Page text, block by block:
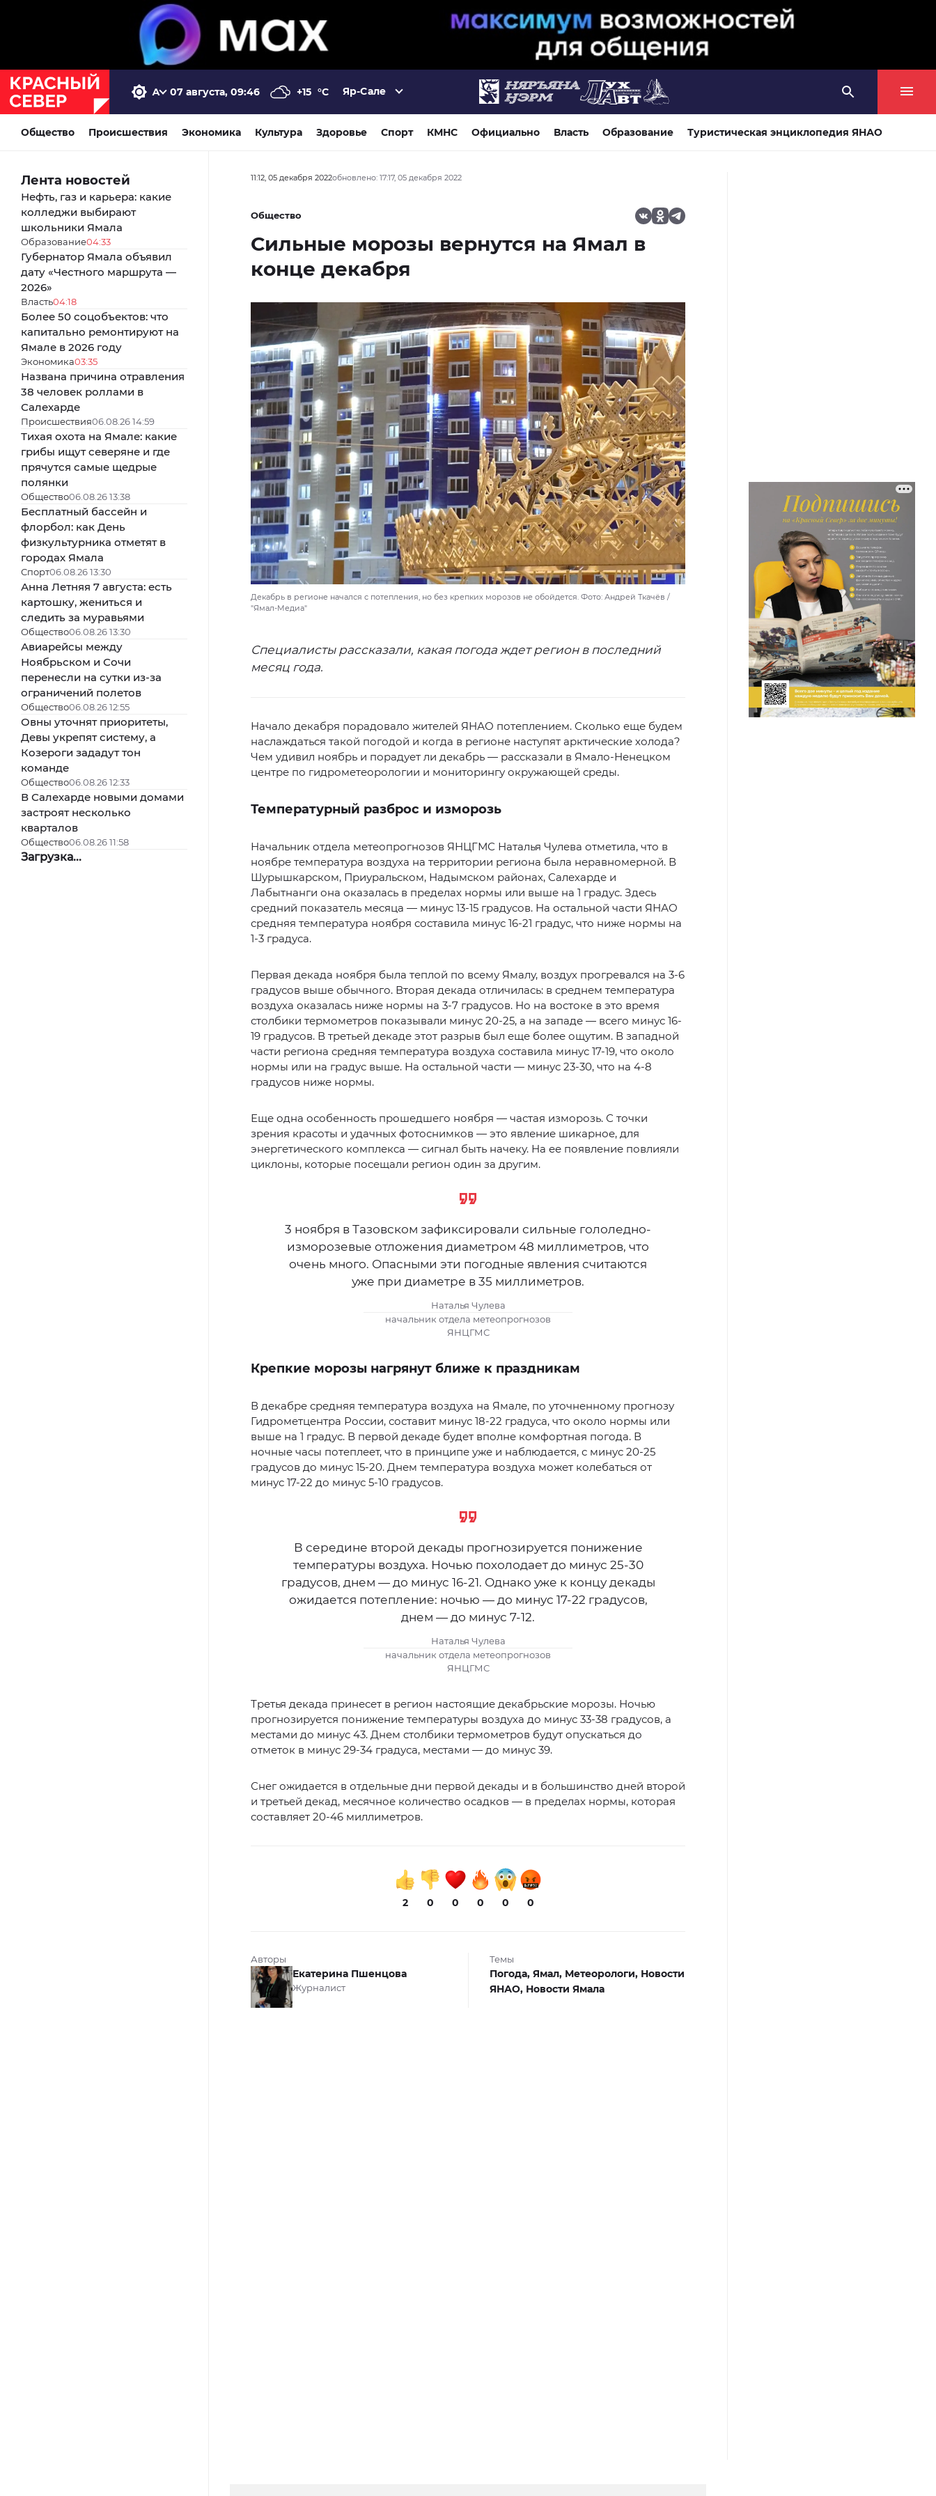
07 августа, 09:46 +15 °C Яр-Сале
Общество Происшествия Экономика Культура Здоровье Спорт КМНС Официально Власть Образование Туристическая энциклопедия ЯНАО
Лента новостей
Нефть, газ и карьера: какие
колледжи выбирают
школьники Ямала
Образование04:33
Губернатор Ямала объявил
дату «Честного маршрута —
2026»
Власть04:18
Более 50 соцобъектов: что
капитально ремонтируют на
Ямале в 2026 году
Экономика03:35
Названа причина отравления
38 человек роллами в
Салехарде
Происшествия06.08.26 14:59
Тихая охота на Ямале: какие
грибы ищут северяне и где
прячутся самые щедрые
полянки
Общество06.08.26 13:38
Бесплатный бассейн и
флорбол: как День
физкультурника отметят в
городах Ямала
Спорт06.08.26 13:30
Анна Летняя 7 августа: есть
картошку, жениться и
следить за муравьями
Общество06.08.26 13:30
Авиарейсы между
Ноябрьском и Сочи
перенесли на сутки из-за
ограничений полетов
Общество06.08.26 12:55
Овны уточнят приоритеты,
Девы укрепят систему, а
Козероги зададут тон
команде
Общество06.08.26 12:33
В Салехарде новыми домами
застроят несколько
кварталов
Общество06.08.26 11:58
Загрузка...
11:12, 05 декабря 2022обновлено: 17:17, 05 декабря 2022
Общество
Сильные морозы вернутся на Ямал в
конце декабря
Декабрь в регионе начался с потепления, но без крепких морозов не обойдется. Фото: Андрей Ткачёв /
"Ямал-Медиа"
Специалисты рассказали, какая погода ждет регион в последний
месяц года.
Начало декабря порадовало жителей ЯНАО потеплением. Сколько еще будем
наслаждаться такой погодой и когда в регионе наступят арктические холода?
Чем удивил ноябрь и порадует ли декабрь — рассказали в Ямало-Ненецком
центре по гидрометеорологии и мониторингу окружающей среды.
Температурный разброс и изморозь
Начальник отдела метеопрогнозов ЯНЦГМС Наталья Чулева отметила, что в
ноябре температура воздуха на территории региона была неравномерной. В
Шурышкарском, Приуральском, Надымском районах, Салехарде и
Лабытнанги она оказалась в пределах нормы или выше на 1 градус. Здесь
средний показатель месяца — минус 13-15 градусов. На остальной части ЯНАО
средняя температура ноября составила минус 16-21 градус, что ниже нормы на
1-3 градуса.
Первая декада ноября была теплой по всему Ямалу, воздух прогревался на 3-6
градусов выше обычного. Вторая декада отличилась: в среднем температура
воздуха оказалась ниже нормы на 3-7 градусов. Но на востоке в это время
столбики термометров показывали минус 20-25, а на западе — всего минус 16-
19 градусов. В третьей декаде этот разрыв был еще более ощутим. В западной
части региона средняя температура воздуха составила минус 17-19, что около
нормы или на градус выше. На остальной части — минус 23-30, что на 4-8
градусов ниже нормы.
Еще одна особенность прошедшего ноября — частая изморозь. С точки
зрения красоты и удачных фотоснимков — это явление шикарное, для
энергетического комплекса — сигнал быть начеку. На ее появление повлияли
циклоны, которые посещали регион один за другим.
3 ноября в Тазовском зафиксировали сильные гололедно-
изморозевые отложения диаметром 48 миллиметров, что
очень много. Опасными эти погодные явления считаются
уже при диаметре в 35 миллиметров.
Наталья Чулева
начальник отдела метеопрогнозов
ЯНЦГМС
Крепкие морозы нагрянут ближе к праздникам
В декабре средняя температура воздуха на Ямале, по уточненному прогнозу
Гидрометцентра России, составит минус 18-22 градуса, что около нормы или
выше на 1 градус. В первой декаде будет вполне комфортная погода. В
ночные часы потеплеет, что в принципе уже и наблюдается, с минус 20-25
градусов до минус 15-20. Днем температура воздуха может колебаться от
минус 17-22 до минус 5-10 градусов.
В середине второй декады прогнозируется понижение
температуры воздуха. Ночью похолодает до минус 25-30
градусов, днем — до минус 16-21. Однако уже к концу декады
ожидается потепление: ночью — до минус 17-22 градусов,
днем — до минус 7-12.
Наталья Чулева
начальник отдела метеопрогнозов
ЯНЦГМС
Третья декада принесет в регион настоящие декабрьские морозы. Ночью
прогнозируется понижение температуры воздуха до минус 33-38 градусов, а
местами до минус 43. Днем столбики термометров будут опускаться до
отметок в минус 29-34 градуса, местами — до минус 39.
Снег ожидается в отдельные дни первой декады и в большинство дней второй
и третьей декад, месячное количество осадков — в пределах нормы, которая
составляет 20-46 миллиметров.
2 0 0 0 0 0
Авторы
Екатерина Пшенцова
Журналист
Темы
Погода, Ямал, Метеорологи, Новости
ЯНАО, Новости Ямала